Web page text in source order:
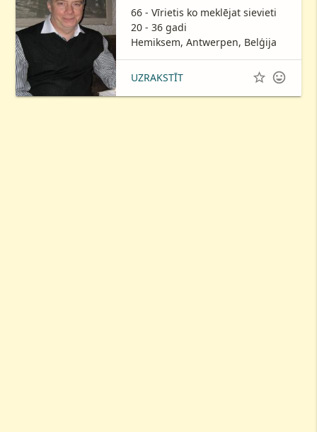
66 - Vīrietis ko meklējat sievieti
20 - 36 gadi
Hemiksem, Antwerpen, Belģija
UZRAKSTĪT  